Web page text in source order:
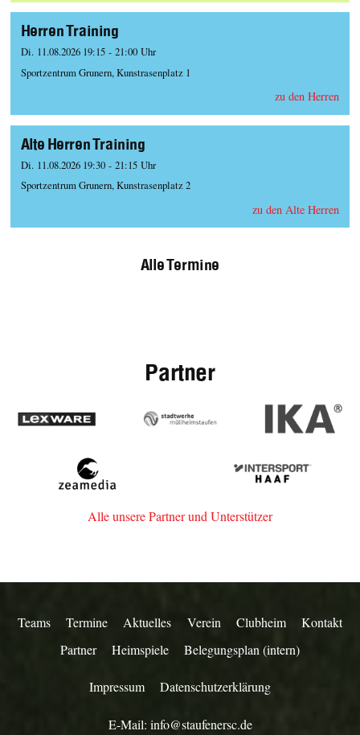
Herren Training
Di. 11.08.2026 19:15 - 21:00 Uhr
Sportzentrum Grunern, Kunstrasenplatz 1
zu den Herren
Alte Herren Training
Di. 11.08.2026 19:30 - 21:15 Uhr
Sportzentrum Grunern, Kunstrasenplatz 2
zu den Alte Herren
Alle Termine
Partner
Müllheim-
IKA
zeamedia,
Werbeagentur
Staufen
Intersport
Haaf
Alle unsere Partner und Unterstützer
Teams Termine Aktuelles Verein Clubheim
Kontakt
Partner
Heimspiele Belegungsplan (intern)
Impressum Datenschutzerklärung
E-Mail: info@staufenersc.de